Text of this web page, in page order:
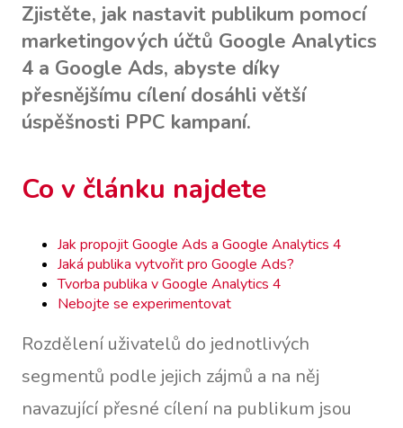
Zjistěte, jak nastavit publikum pomocí
marketingových účtů Google Analytics
4 a Google Ads, abyste díky
přesnějšímu cílení dosáhli větší
úspěšnosti PPC kampaní.
Co v článku najdete
Jak propojit Google Ads a Google Analytics 4
Jaká publika vytvořit pro Google Ads?
Tvorba publika v Google Analytics 4
Nebojte se experimentovat
Rozdělení uživatelů do jednotlivých
segmentů podle jejich zájmů a na něj
navazující přesné cílení na publikum jsou